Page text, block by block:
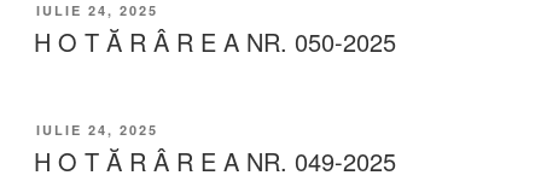
IULIE 24, 2025
H O T Ă R Â R E A NR. 050-2025
IULIE 24, 2025
H O T Ă R Â R E A NR. 049-2025